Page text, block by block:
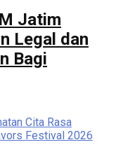
Jatim
Legal dan
Bagi